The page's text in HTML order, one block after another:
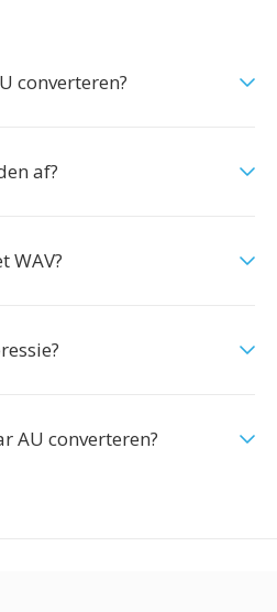
converteren?
af?
WAV?
AU converteren?